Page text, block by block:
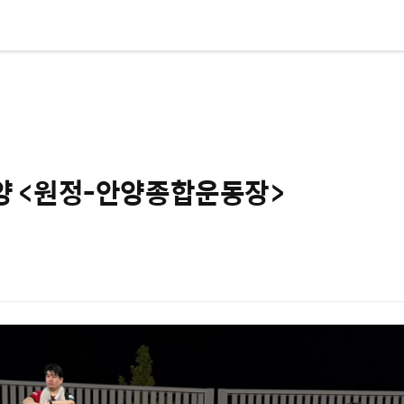
원정-안양종합운동장>